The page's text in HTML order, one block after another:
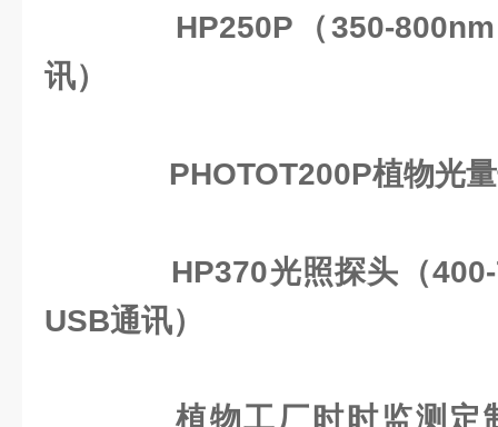
HP250P（350-
讯）
PHOTOT200P植物光
HP370光照探头（
USB通讯）
植物工厂时时监测定